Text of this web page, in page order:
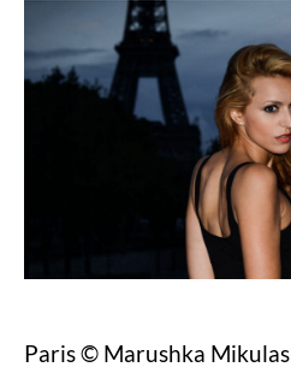
Paris © Marushka Mikulas